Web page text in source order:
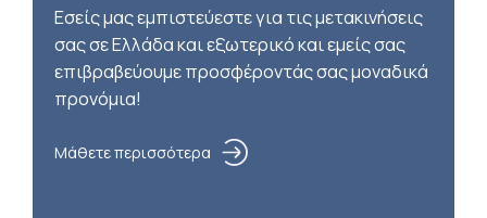
Εσείς μας εμπιστεύεστε για τις μετακινήσεις
σας σε Ελλάδα και εξωτερικό και εμείς σας
επιβραβεύουμε προσφέροντάς σας μοναδικά
προνόμια!
Μάθετε περισσότερα